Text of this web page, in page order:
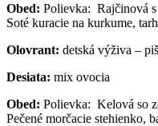
Obed: Polievka: Rajčinová
Soté kuracie na kurkume,
Olovrant: detská výživa –
Desiata: mix ovocia
Obed: Polievka: Kelová so
Pečené morčacie